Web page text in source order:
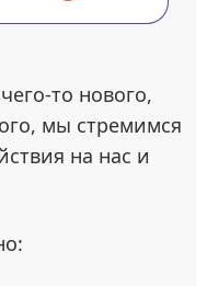
то нового,
мы стремимся
на нас и